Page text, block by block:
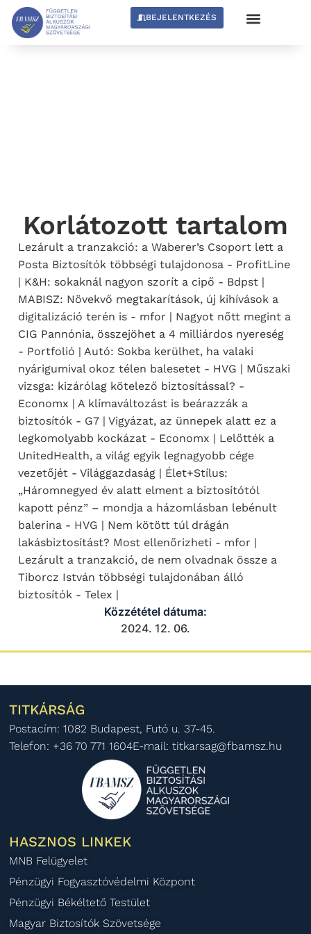
BEJELENTKEZÉS
Korlátozott tartalom
Lezárult a tranzakció: a Waberer’s Csoport lett a
Posta Biztosítók többségi tulajdonosa - ProfitLine
| K&H: sokaknál nagyon szorít a cipő - Bdpst |
MABISZ: Növekvő megtakarítások, új kihívások a
digitalizáció terén is - mfor | Nagyot nőtt megint a
CIG Pannónia, összejöhet a 4 milliárdos nyereség
- Portfolió | Autó: Sokba kerülhet, ha valaki
nyárigumival okoz télen balesetet - HVG | Műszaki
vizsga: kizárólag kötelező biztosítással? -
Economx | A klímaváltozást is beárazzák a
biztosítók - G7 | Vigyázat, az ünnepek alatt ez a
legkomolyabb kockázat - Economx | Lelőtték a
UnitedHealth, a világ egyik legnagyobb cége
vezetőjét - Világgazdaság | Élet+Stílus:
„Háromnegyed év alatt elment a biztosítótól
kapott pénz” – mondja a házomlásban lebénult
balerina - HVG | Nem kötött túl drágán
lakásbiztosítást? Most ellenőrizheti - mfor |
Lezárult a tranzakció, de nem olvadnak össze a
Tiborcz István többségi tulajdonában álló
biztosítók - Telex |
Közzététel dátuma:
2024. 12. 06.
TITKÁRSÁG
Postacím: 1082 Budapest, Futó u. 37-45.
Telefon: +36 70 771 1604E-mail: titkarsag@fbamsz.hu
HASZNOS LINKEK
MNB Felügyelet
Pénzügyi Fogyasztóvédelmi Központ
Pénzügyi Békéltető Testület
Magyar Biztosítók Szövetsége